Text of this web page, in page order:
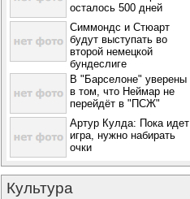
осталось 500 дней
Симмондс и Стюарт
будут выступать во
второй немецкой
бундеслиге
В "Барселоне" уверены
в том, что Неймар не
перейдёт в "ПСЖ"
Артур Кулда: Пока идет
игра, нужно набирать
очки
Культура